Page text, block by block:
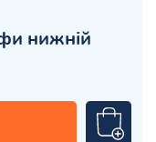
нижній